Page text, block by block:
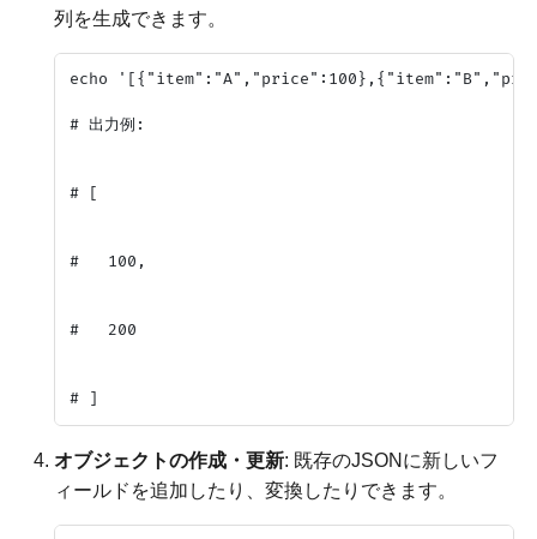
列を生成できます。
echo
# 出力例:
# [
#   100,
#   200
オブジェクトの作成・更新: 既存のJSONに新しいフ
ィールドを追加したり、変換したりできます。